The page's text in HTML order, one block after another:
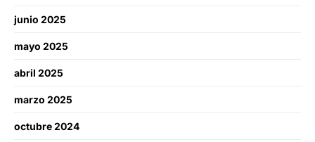
junio 2025
mayo 2025
abril 2025
marzo 2025
octubre 2024